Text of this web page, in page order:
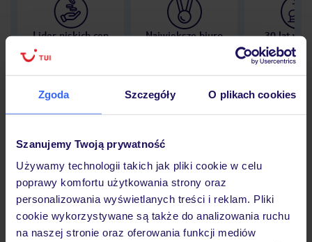
Zgoda Szczegóły O plikach cookies
Szanujemy Twoją prywatność
Używamy technologii takich jak pliki cookie w celu
poprawy komfortu użytkowania strony oraz
personalizowania wyświetlanych treści i reklam. Pliki
cookie wykorzystywane są także do analizowania ruchu
na naszej stronie oraz oferowania funkcji mediów
Lider niskich cen
Największe biuro
30 lat w
Hotel
Opinie